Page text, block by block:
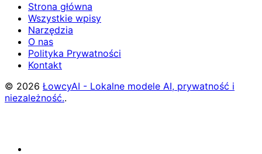
Strona główna
Wszystkie wpisy
Narzędzia
O nas
Polityka Prywatności
Kontakt
© 2026 ŁowcyAI - Lokalne modele AI, prywatność i
niezależność..